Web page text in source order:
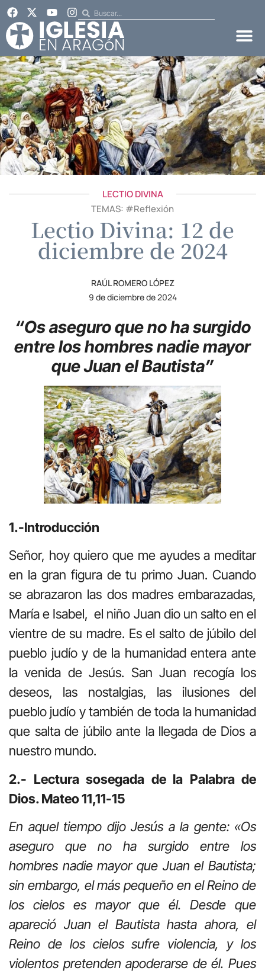
LECTIO DIVINA
TEMAS: #Reflexión
Lectio Divina: 12 de
diciembre de 2024
RAÚL ROMERO LÓPEZ
9 de diciembre de 2024
“Os aseguro que no ha surgido
entre los hombres nadie mayor
que Juan el Bautista”
1.-Introducción
Señor, hoy quiero que me ayudes a meditar
en la gran figura de tu primo Juan. Cuando
se abrazaron las dos madres embarazadas,
María e Isabel, el niño Juan dio un salto en el
vientre de su madre. Es el salto de júbilo del
pueblo judío y de la humanidad entera ante
la venida de Jesús. San Juan recogía los
deseos, las nostalgias, las ilusiones del
pueblo judío y también de toda la humanidad
que salta de júbilo ante la llegada de Dios a
nuestro mundo.
2.- Lectura sosegada de la Palabra de
Dios. Mateo 11,11-15
En aquel tiempo dijo Jesús a la gente: «Os
aseguro que no ha surgido entre los
hombres nadie mayor que Juan el Bautista;
sin embargo, el más pequeño en el Reino de
los cielos es mayor que él. Desde que
apareció Juan el Bautista hasta ahora, el
Reino de los cielos sufre violencia, y los
violentos pretenden apoderarse de él. Pues